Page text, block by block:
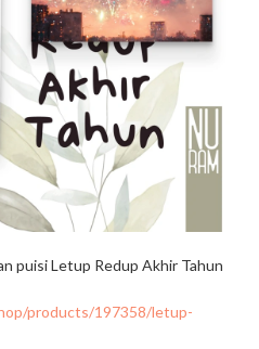
puisi Letup Redup Akhir Tahun
products/197358/letup-